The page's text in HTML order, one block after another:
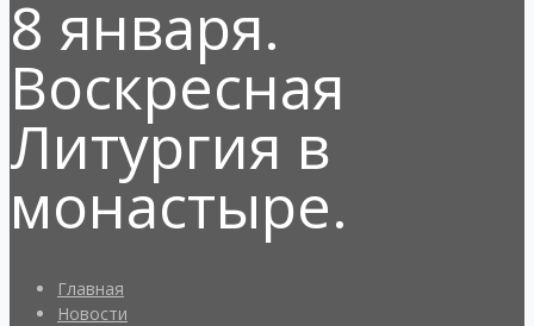
8 января.
Воскресная
Литургия в
монастыре.
Главная
Новости